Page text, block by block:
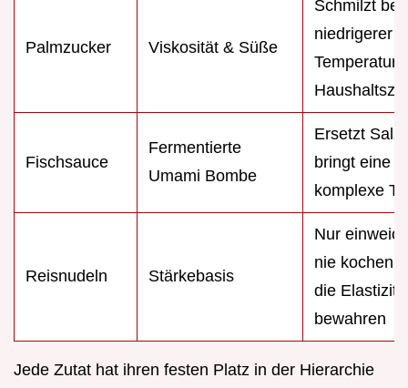
Palmzucker Viskosität & Süße
Schmilzt bei
niedrigerer
Temperatur
Fischsauce
Fermentierte
Umami Bombe
Ersetzt Salz
bringt eine
komplexe
Reisnudeln Stärkebasis
Nur
nie kochen,
die
bewahren
Jede Zutat hat ihren festen Platz in der Hierarchie